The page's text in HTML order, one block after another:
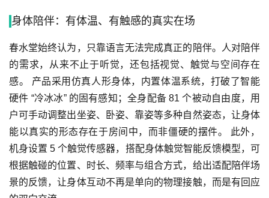
身体陪伴：有体温、有触感的真实在场
春水堂始终认为，只靠语言无法完成真正的陪伴。人对陪伴
的需求，从来不止于听觉，还包括视觉、触觉与空间存在
感。 产品采用仿真人形身体，内置体温系统，打破了智能
硬件 “冷冰冰” 的固有感知；全身配备 81 个被动自由度，用
户可手动调整出坐姿、卧姿、靠姿等多种自然姿态，让身体
能以真实的形态存在于房间中，而非僵硬的摆件。 此外，
机身设置 5 个触觉传感器，搭配身体触觉智能反馈模型，可
根据触碰的位置、时长、频率与组合方式，给出适配陪伴场
景的反馈，让身体互动不再是单向的物理接触，而是有回应